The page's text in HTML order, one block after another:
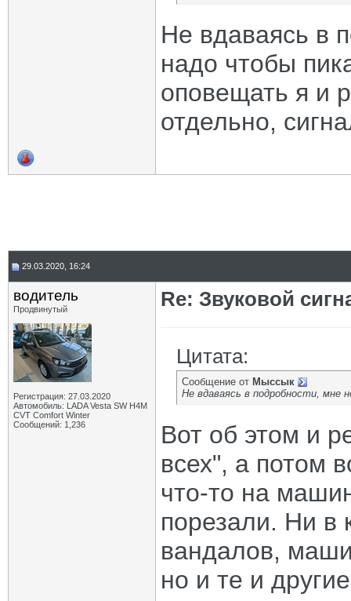
Не вдаваясь в
надо чтобы
оповещать я и
отдельно,
29.03.2020, 16:24
водитель
Продвинутый
Регистрация: 27.03.2020
Автомобиль: LADA Vesta SW H4M
CVT Comfort Winter
Сообщений: 1,236
Re: Звуковой
Цитата:
Сообщение от Мыссык
Не вдаваясь в подробности, мне
Вот об этом и
всех", а потом
что-то на
порезали. Ни в
вандалов,
но и те и